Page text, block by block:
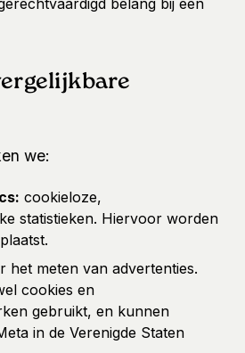
belang bij een
we:
cookieloze,
statistieken. Hiervoor worden
het meten van advertenties.
cookies en
gebruikt, en kunnen
in de Verenigde Staten